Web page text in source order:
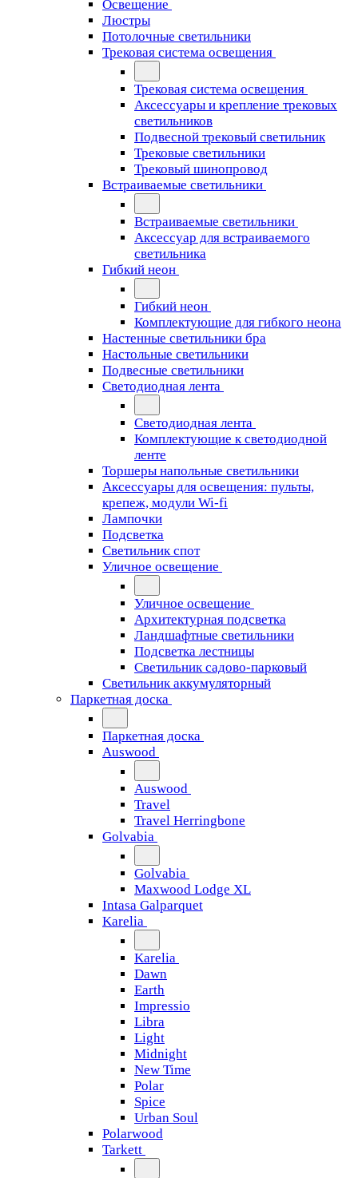
Освещение
Люстры
Потолочные светильники
Трековая система освещения
Трековая система освещения
Аксессуары и крепление трековых
светильников
Подвесной трековый светильник
Трековые светильники
Трековый шинопровод
Встраиваемые светильники
Встраиваемые светильники
Аксессуар для встраиваемого
светильника
Гибкий неон
Гибкий неон
Комплектующие для гибкого неона
Настенные светильники бра
Настольные светильники
Подвесные светильники
Светодиодная лента
Светодиодная лента
Комплектующие к светодиодной
ленте
Торшеры напольные светильники
Аксессуары для освещения: пульты,
крепеж, модули Wi-fi
Лампочки
Подсветка
Светильник спот
Уличное освещение
Уличное освещение
Архитектурная подсветка
Ландшафтные светильники
Подсветка лестницы
Светильник садово-парковый
Светильник аккумуляторный
Паркетная доска
Паркетная доска
Auswood
Auswood
Travel
Travel Herringbone
Golvabia
Golvabia
Maxwood Lodge XL
Intasa Galparquet
Karelia
Karelia
Dawn
Earth
Impressio
Libra
Light
Midnight
New Time
Polar
Spice
Urban Soul
Polarwood
Tarkett